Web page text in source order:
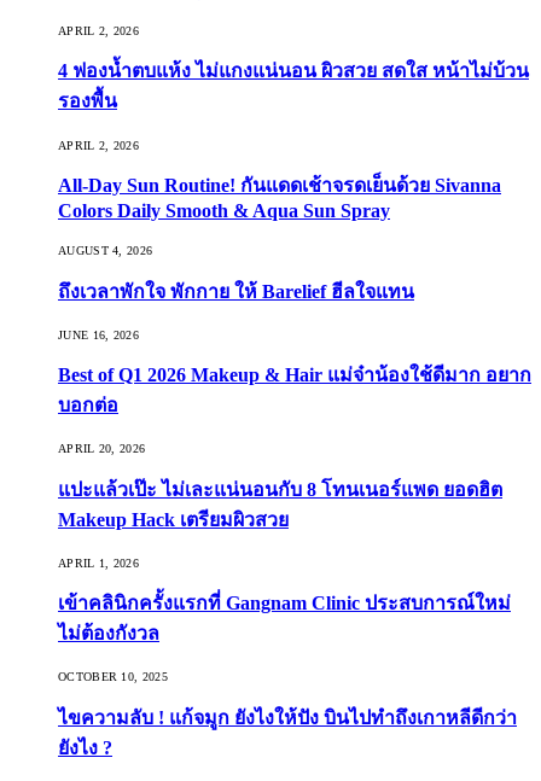
APRIL 2, 2026
4 ฟองน้ำตบแห้ง ไม่แกงแน่นอน ผิวสวย สดใส หน้าไม่บ้วน
รองพื้น
APRIL 2, 2026
All-Day Sun Routine! กันแดดเช้าจรดเย็นด้วย Sivanna
Colors Daily Smooth & Aqua Sun Spray
AUGUST 4, 2026
ถึงเวลาพักใจ พักกาย ให้ Barelief ฮีลใจแทน
JUNE 16, 2026
Best of Q1 2026 Makeup & Hair แม่จ๋าน้องใช้ดีมาก อยาก
บอกต่อ
APRIL 20, 2026
แปะแล้วเป๊ะ ไม่เละแน่นอนกับ 8 โทนเนอร์แพด ยอดฮิต
Makeup Hack เตรียมผิวสวย
APRIL 1, 2026
เข้าคลินิกครั้งแรกที่ Gangnam Clinic ประสบการณ์ใหม่
ไม่ต้องกังวล
OCTOBER 10, 2025
ไขความลับ ! แก้จมูก ยังไงให้ปัง บินไปทำถึงเกาหลีดีกว่า
ยังไง ?